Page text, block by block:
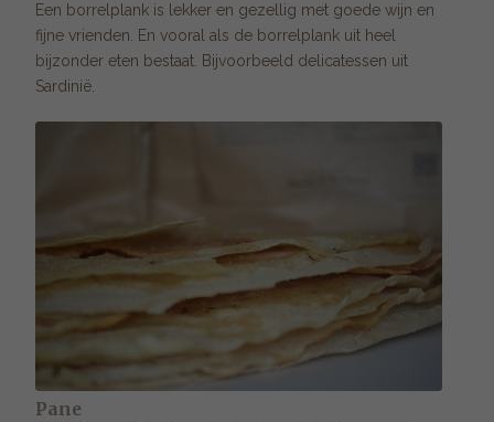
Een borrelplank is lekker en gezellig met goede wijn en
fijne vrienden. En vooral als de borrelplank uit heel
bijzonder eten bestaat. Bijvoorbeeld delicatessen uit
Sardinië.
Pane